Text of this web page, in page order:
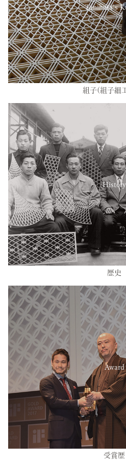
Tanihata’s
組子(組子細
History
歴史
Award
受賞歴